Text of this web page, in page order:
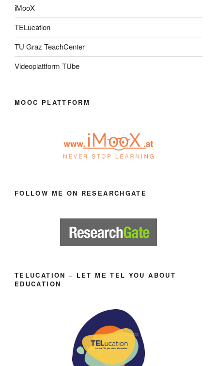
iMooX
TELucation
TU Graz TeachCenter
Videoplattform TUbe
MOOC PLATTFORM
FOLLOW ME ON RESEARCHGATE
TELUCATION – LET ME TEL YOU ABOUT
EDUCATION